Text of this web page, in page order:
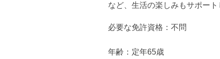
など、生活の楽しみもサポー
必要な免許資格：不問
年齢：定年65歳